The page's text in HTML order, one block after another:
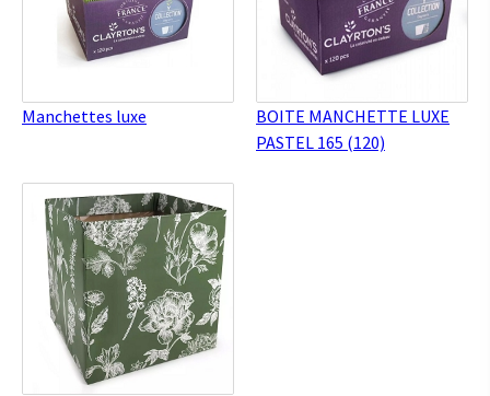
Manchettes luxe
BOITE MANCHETTE LUXE
PASTEL 165 (120)